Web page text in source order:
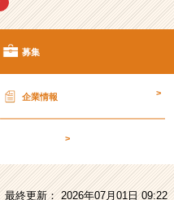
募集
企業情報 >
>
最終更新： 2026年07月01日 09:22